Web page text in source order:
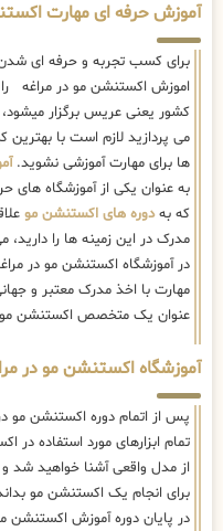
آموزش حرفه ای مهارت
برای کسب تجربه و حرفه ای شدن
اموزش اکستنشن مو در مراغه
کشور یعنی عریس برگزار
می پردازید لازم است با بهترین
ها برای مهارت آموزشی نشوید.
به عنوان یکی از آموزشگاه
که بهدوره های اکستنشن مو
مدرک در این زمینه ها را
در آموزشگاه اکستنشن مو در
مهارت با اخذ مدرک معتبر و
عنوان یک متخصص اکستنشن مو
آموزشگاه اکستنشن مو در
پس از اتمام دوره اکستنشن مو
تمام ابزارهای مورد استفاده در
از مدل واقعی آشنا خواهید شد
برای انجام یک اکستنشن مو
در پایان دوره آموزش